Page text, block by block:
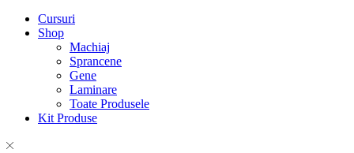
Cursuri
Shop
Machiaj
Sprancene
Gene
Laminare
Toate Produsele
Kit Produse